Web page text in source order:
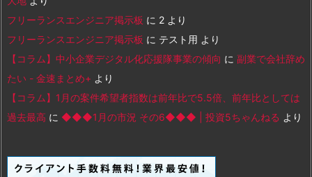
フリーランスエンジニア掲示板 に 2 より
フリーランスエンジニア掲示板 に テスト用 より
【コラム】中小企業デジタル化応援隊事業の傾向 に 副業で会社辞め
たい - 金速まとめ+ より
【コラム】1月の案件希望者指数は前年比で5.5倍、前年比としては
過去最高 に ◆◆◆1月の市況 その6◆◆◆ | 投資5ちゃんねる より